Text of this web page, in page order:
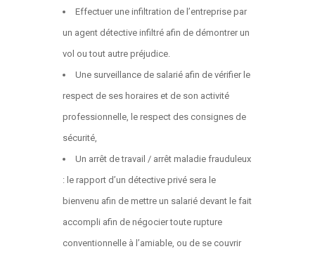
Effectuer une infiltration de l’entreprise par
un agent détective infiltré afin de démontrer un
vol ou tout autre préjudice.
Une surveillance de salarié afin de vérifier le
respect de ses horaires et de son activité
professionnelle, le respect des consignes de
sécurité,
Un arrêt de travail / arrêt maladie frauduleux
: le rapport d’un détective privé sera le
bienvenu afin de mettre un salarié devant le fait
accompli afin de négocier toute rupture
conventionnelle à l’amiable, ou de se couvrir